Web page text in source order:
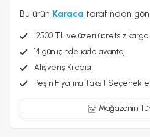
Bu ürün Karaca tarafından
2500 TL ve üzeri ücretsiz kargo
14 gün içinde iade avantajı
Alışveriş Kredisi
Peşin Fiyatına Taksit
Mağazanın